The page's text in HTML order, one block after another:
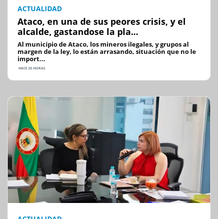
ACTUALIDAD
Ataco, en una de sus peores crisis, y el
alcalde, gastandose la pla...
Al municipio de Ataco, los mineros ilegales, y grupos al
margen de la ley, lo están arrasando, situación que no le
import...
HACE 20 HORAS